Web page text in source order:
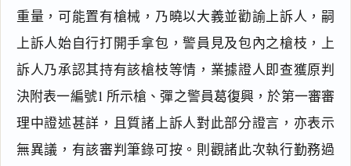
重量，可能置有槍械，乃曉以大義並勸諭上訴人，嗣
上訴人始自行打開手拿包，警員見及包內之槍枝，上
訴人乃承認其持有該槍枝等情，業據證人即查獲原判
決附表一編號1 所示槍、彈之警員葛復興，於第一審審
理中證述甚詳，且質諸上訴人對此部分證言，亦表示
無異議，有該審判筆錄可按。則觀諸此次執行勤務過